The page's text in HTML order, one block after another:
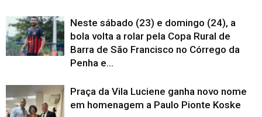
Neste sábado (23) e domingo (24), a
bola volta a rolar pela Copa Rural de
Barra de São Francisco no Córrego da
Penha e...
Praça da Vila Luciene ganha novo nome
em homenagem a Paulo Pionte Koske